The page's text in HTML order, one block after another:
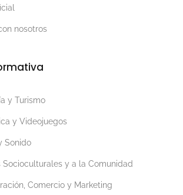
nosotros
y Turismo
y Videojuegos
Sonido
Socioculturales y a la Comunidad
Comercio y Marketing